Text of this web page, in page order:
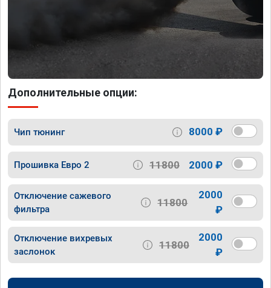
Дополнительные опции:
Чип тюнинг 8000 ₽
Прошивка Евро 2 11800 2000 ₽
Отключение сажевого
фильтра
11800
2000
₽
Отключение вихревых
заслонок
11800
2000
₽